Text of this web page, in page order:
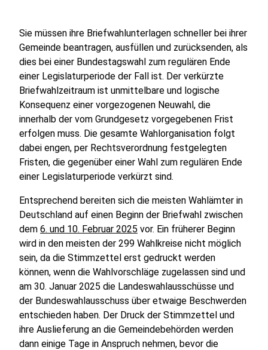
Sie müssen ihre Briefwahlunterlagen schneller bei ihrer
Gemeinde beantragen, ausfüllen und zurücksenden, als
dies bei einer Bundestagswahl zum regulären Ende
einer Legislaturperiode der Fall ist. Der verkürzte
Briefwahlzeitraum ist unmittelbare und logische
Konsequenz einer vorgezogenen Neuwahl, die
innerhalb der vom Grundgesetz vorgegebenen Frist
erfolgen muss. Die gesamte Wahlorganisation folgt
dabei engen, per Rechtsverordnung festgelegten
Fristen, die gegenüber einer Wahl zum regulären Ende
einer Legislaturperiode verkürzt sind.
Entsprechend bereiten sich die meisten Wahlämter in
Deutschland auf einen Beginn der Briefwahl zwischen
dem 6. und 10. Februar 2025 vor. Ein früherer Beginn
wird in den meisten der 299 Wahlkreise nicht möglich
sein, da die Stimmzettel erst gedruckt werden
können, wenn die Wahlvorschläge zugelassen sind und
am 30. Januar 2025 die Landeswahlausschüsse und
der Bundeswahlausschuss über etwaige Beschwerden
entschieden haben. Der Druck der Stimmzettel und
ihre Auslieferung an die Gemeindebehörden werden
dann einige Tage in Anspruch nehmen, bevor die